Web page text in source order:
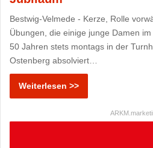
Bestwig-Velmede - Kerze, Rolle
Übungen, die einige junge Damen
50 Jahren stets montags in der
Ostenberg absolviert…
Weiterlesen >>